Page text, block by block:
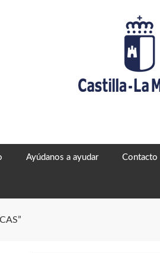
Ayúdanos a ayudar Contacto